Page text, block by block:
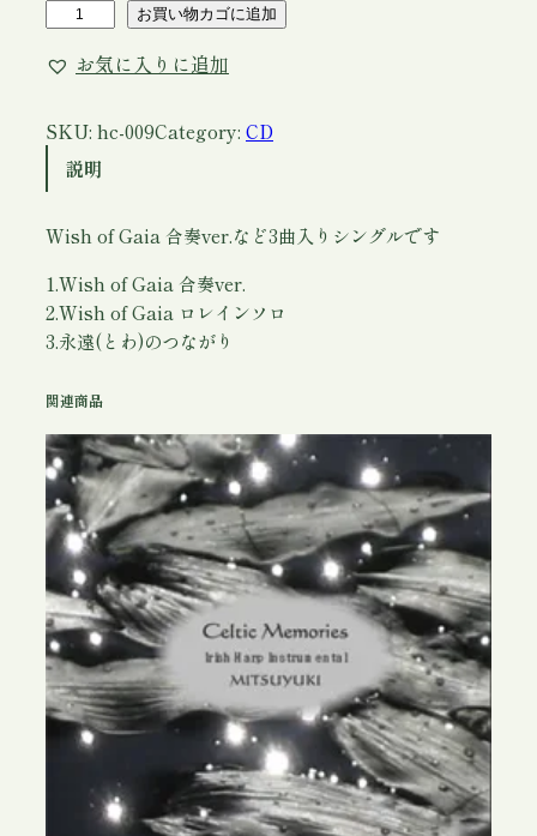
s
o
G
i
a
個
お買い物カゴに追加
お気に入りに追加
SKU: hc-009Category: CD
説明
Wish of Gaia 合奏ver.など3曲入りシングルです
1.Wish of Gaia 合奏ver.
2.Wish of Gaia ロレインソロ
3.永遠(とわ)のつながり
関連商品